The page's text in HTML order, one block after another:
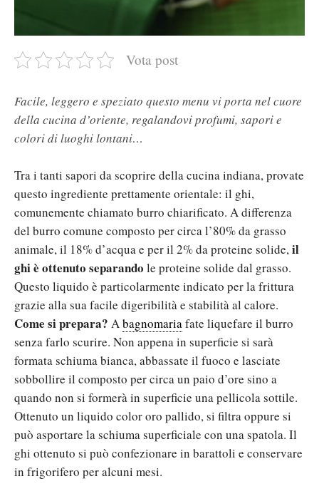
Vota post
Facile, leggero e speziato questo menu vi porta nel cuore
della cucina d’oriente, regalandovi profumi, sapori e
colori di luoghi lontani…
Tra i tanti sapori da scoprire della cucina indiana, provate
questo ingrediente prettamente orientale: il ghi,
comunemente chiamato burro chiarificato. A differenza
del burro comune composto per circa l’80% da grasso
animale, il 18% d’acqua e per il 2% da proteine solide,il
ghi è ottenuto separando le proteine solide dal grasso.
Questo liquido è particolarmente indicato per la frittura
grazie alla sua facile digeribilità e stabilità al calore.
Come si prepara? Abagnomariafate liquefare il burro
senza farlo scurire. Non appena in superficie si sarà
formata schiuma bianca, abbassate il fuoco e lasciate
sobbollire il composto per circa un paio d’ore sino a
quando non si formerà in superficie una pellicola sottile.
Ottenuto un liquido color oro pallido, si filtra oppure si
può asportare la schiuma superficiale con una spatola. Il
ghi ottenuto si può confezionare in barattoli e conservare
in frigorifero per alcuni mesi.